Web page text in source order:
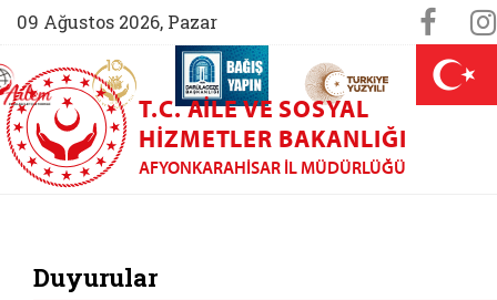
09 Ağustos 2026, Pazar
(yeni sekmede açılır)
AİLEM İletişim Merkezi (yeni sekmede açılır)
Aile ve Nüfus On Yılı (yeni sekmede açılır)
Darülaceze bağış sayfası (yeni
T.C. AILE VE SOSYAL
HIZMETLER BAKANLIĞI
AFYONKARAHISAR İL MÜDÜRLÜĞÜ
Duyurular